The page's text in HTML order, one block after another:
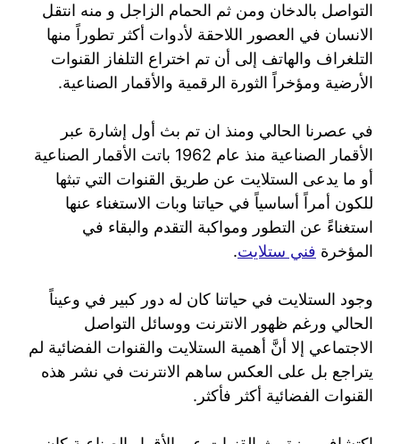
التواصل بالدخان ومن ثم الحمام الزاجل و منه انتقل
الانسان في العصور اللاحقة لأدوات أكثر تطوراً منها
التلغراف والهاتف إلى أن تم اختراع التلفاز القنوات
الأرضية ومؤخراً الثورة الرقمية والأقمار الصناعية.
في عصرنا الحالي ومنذ ان تم بث أول إشارة عبر
الأقمار الصناعية منذ عام 1962 باتت الأقمار الصناعية
أو ما يدعى الستلايت عن طريق القنوات التي تبثها
للكون أمراً أساسياً في حياتنا وبات الاستغناء عنها
استغناءً عن التطور ومواكبة التقدم والبقاء في
المؤخرة فني ستلايت.
وجود الستلايت في حياتنا كان له دور كبير في وعيناً
الحالي ورغم ظهور الانترنت ووسائل التواصل
الاجتماعي إلا أنَّ أهمية الستلايت والقنوات الفضائية لم
يتراجع بل على العكس ساهم الانترنت في نشر هذه
القنوات الفضائية أكثر فأكثر.